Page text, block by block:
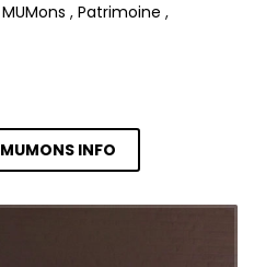
MUMons , Patrimoine ,
MUMONS INFO